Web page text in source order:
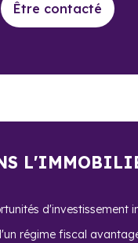
Être contacté
d'investissement
régime fiscal